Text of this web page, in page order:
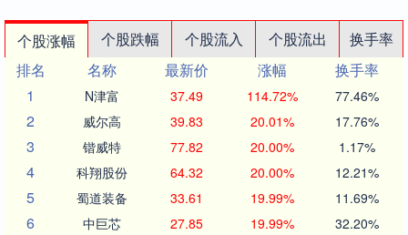
个股涨幅 个股跌幅 个股流入 个股流出
换手率
排名
名称 最新价 涨幅
换手率
1
N津富 37.49 114.72% 77.46%
2 威尔高 39.83 20.01% 17.76%
3 锴威特 77.82 20.00% 1.17%
4 科翔股份 64.32 20.00% 12.21%
5 蜀道装备 33.61 19.99% 11.69%
6 中巨芯 27.85 19.99% 32.20%